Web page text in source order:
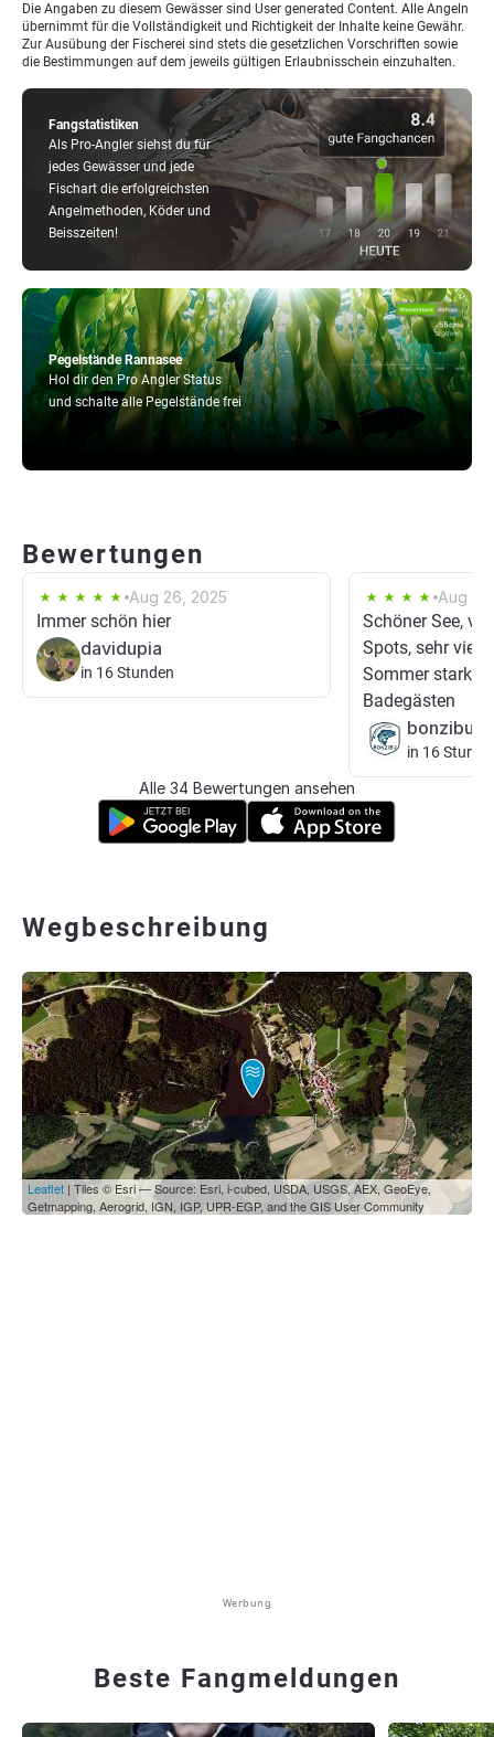
Pegelstände Rannasee
Hol dir den Pro Angler Status
und schalte alle Pegelstände frei
Fangstatistiken
Als Pro-Angler siehst du für
jedes Gewässer und jede
Fischart die erfolgreichsten
Angelmethoden, Köder und
Beisszeiten!
Die Angaben zu diesem Gewässer sind User generated Content. Alle Angeln
übernimmt für die Vollständigkeit und Richtigkeit der Inhalte keine Gewähr.
Zur Ausübung der Fischerei sind stets die gesetzlichen Vorschriften sowie
die Bestimmungen auf dem jeweils gültigen Erlaubnisschein einzuhalten.
Bewertungen
Aug 26, 2025
Immer schön hier
davidupia
in 16 Stunden
Aug
Schöner See,
Spots, sehr
Sommer stark
Badegästen
bonzibu
in 16
Alle 34 Bewertungen ansehen
Wegbeschreibung
Leaflet | Tiles © Esri — Source: Esri, i-cubed, USDA, USGS, AEX, GeoEye,
Getmapping, Aerogrid, IGN, IGP, UPR-EGP, and the GIS User Community
Werbung
Beste Fangmeldungen